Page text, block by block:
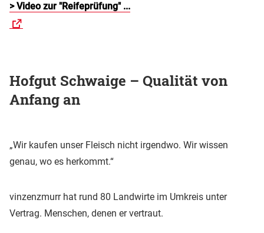
> Video zur "Reifeprüfung" ...
Hofgut Schwaige – Qualität von
Anfang an
„Wir kaufen unser Fleisch nicht irgendwo. Wir wissen
genau, wo es herkommt.“
vinzenzmurr hat rund 80 Landwirte im Umkreis unter
Vertrag. Menschen, denen er vertraut.